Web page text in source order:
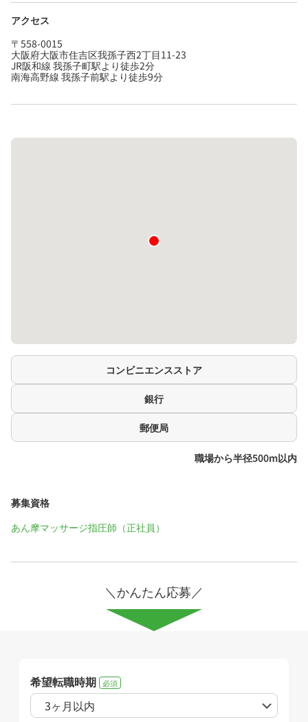
アクセス
〒558-0015
大阪府大阪市住吉区我孫子西2丁目11-23
JR阪和線 我孫子町駅より徒歩2分
南海高野線 我孫子前駅より徒歩9分
コンビニエンスストア
銀行
郵便局
職場から半径500m以内
募集資格
あん摩マッサージ指圧師（正社員）
＼かんたん応募／
希望転職時期 必須